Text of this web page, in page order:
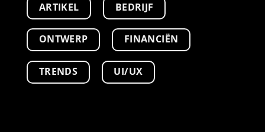
ARTIKEL BEDRIJF
ONTWERP FINANCIËN
TRENDS UI/UX